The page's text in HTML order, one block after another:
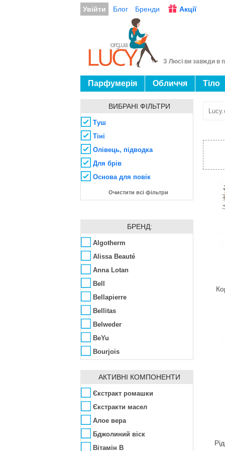
Увійти Блог Бренди Акції
З Люсі ви завжди в
Парфумерія Обличчя Тіло
ВИБРАНІ ФІЛЬТРИ
Туш
Тіні
Олівець, підводка
Для брів
Основа для повік
Очистити всі фільтри
БРЕНД:
Algotherm
Alissa Beauté
Anna Lotan
Bell
Bellapierre
Bellitas
Belweder
BeYu
Bourjois
Chandi
Chanel
Christian Dior
Debby
Deborah
E.L.F.
АКТИВНІ КОМПОНЕНТИ
Єкстракт ромашки
Єкстракти масел
Алое вера
Бджолиний віск
Вітамін B